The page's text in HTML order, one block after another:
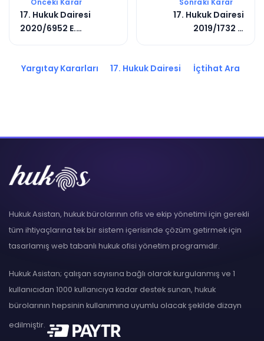
Önceki Karar
17. Hukuk Dairesi
2020/6952 E.
Sonraki Karar
17. Hukuk Dairesi
2019/1732 E.
Yargıtay Kararları 17. Hukuk Dairesi İçtihat Ara
Hukuk Asistan, hukuk bürolarının ofis ve ekip yönetimi için gerekli
tüm ihtiyaçlarına tek bir sistem içerisinde çözüm getirmek için
tasarlamış web tabanlı hukuk ofisi yönetim programıdır.
Hukuk Asistan; çalışan sayısına bağlı olarak kurgulanmış ve 1
kullanıcıdan 1000 kullanıcıya kadar destek sunan, hukuk
bürolarının hepsinin kullanımına uyumlu olacak şekilde dizayn
edilmiştir.